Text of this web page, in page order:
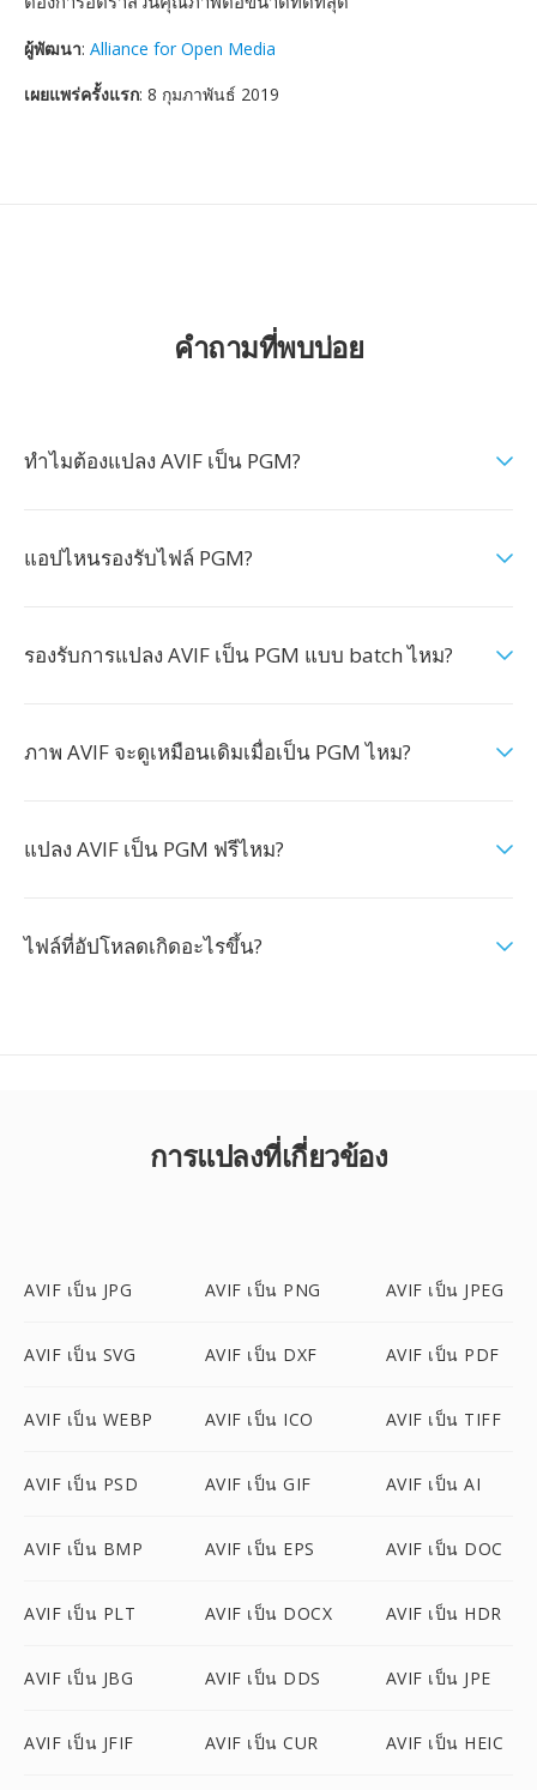
ผู้พัฒนา: Alliance for Open Media
เผยแพร่ครั้งแรก: 8 กุมภาพันธ์ 2019
คำถามที่พบบ่อย
ทำไมต้องแปลง AVIF เป็น PGM?
แอปไหนรองรับไฟล์ PGM?
รองรับการแปลง AVIF เป็น PGM แบบ batch ไหม?
ภาพ AVIF จะดูเหมือนเดิมเมื่อเป็น PGM ไหม?
แปลง AVIF เป็น PGM ฟรีไหม?
ไฟล์ที่อัปโหลดเกิดอะไรขึ้น?
การแปลงที่เกี่ยวข้อง
AVIF เป็น JPG AVIF เป็น PNG AVIF เป็น JPEG
AVIF เป็น SVG AVIF เป็น DXF AVIF เป็น PDF
AVIF เป็น WEBP AVIF เป็น ICO AVIF เป็น TIFF
AVIF เป็น PSD AVIF เป็น GIF AVIF เป็น AI
AVIF เป็น BMP AVIF เป็น EPS AVIF เป็น DOC
AVIF เป็น PLT AVIF เป็น DOCX AVIF เป็น HDR
AVIF เป็น JBG AVIF เป็น DDS AVIF เป็น JPE
AVIF เป็น JFIF AVIF เป็น CUR AVIF เป็น HEIC